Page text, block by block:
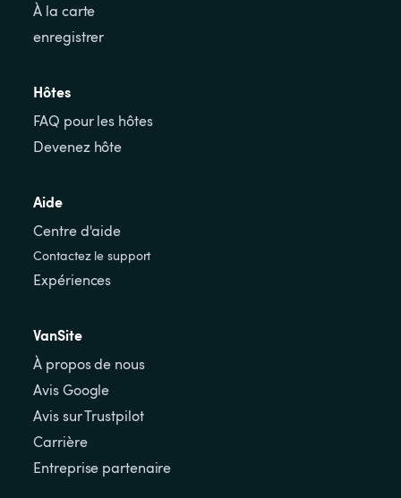
À la carte
enregistrer
Hôtes
FAQ pour les hôtes
Devenez hôte
Aide
Centre d'aide
Contactez le support
Expériences
VanSite
À propos de nous
Avis Google
Avis sur Trustpilot
Carrière
Entreprise partenaire